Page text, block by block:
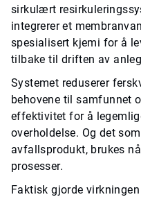
sirkulært
integrerer et
spesialisert kjemi for å
tilbake til driften av
Systemet reduserer
behovene til samfunnet
effektivitet for å
overholdelse. Og det
avfallsprodukt, brukes
prosesser.
Faktisk gjorde